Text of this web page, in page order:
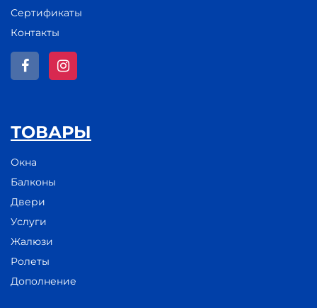
Сертификаты
Контакты
ТОВАРЫ
Окна
Балконы
Двери
Услуги
Жалюзи
Ролеты
Дополнение